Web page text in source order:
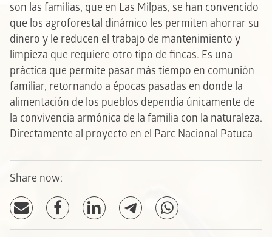
son las familias, que en Las Milpas, se han convencido
que los agroforestal dinámico les permiten ahorrar su
dinero y le reducen el trabajo de mantenimiento y
limpieza que requiere otro tipo de fincas. Es una
práctica que permite pasar más tiempo en comunión
familiar, retornando a épocas pasadas en donde la
alimentación de los pueblos dependía únicamente de
la convivencia armónica de la familia con la naturaleza.
Directamente al proyecto en el Parc Nacional Patuca
Share now: